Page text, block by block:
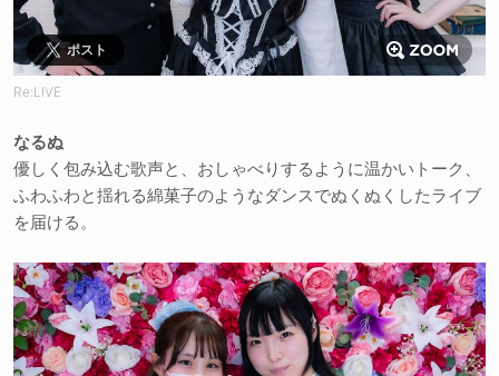
ポスト
Re:LIVE
なるぬ
優しく包み込む歌声と、おしゃべりするように温かいトーク、
ふわふわと揺れる綿菓子のようなダンスでぬくぬくしたライブ
を届ける。